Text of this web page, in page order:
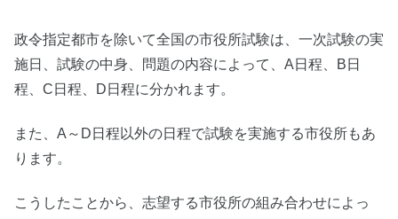
政令指定都市を除いて全国の市役所試験は、一次試験の実
施日、試験の中身、問題の内容によって、A日程、B日
程、C日程、D日程に分かれます。
また、A～D日程以外の日程で試験を実施する市役所もあ
ります。
こうしたことから、志望する市役所の組み合わせによっ